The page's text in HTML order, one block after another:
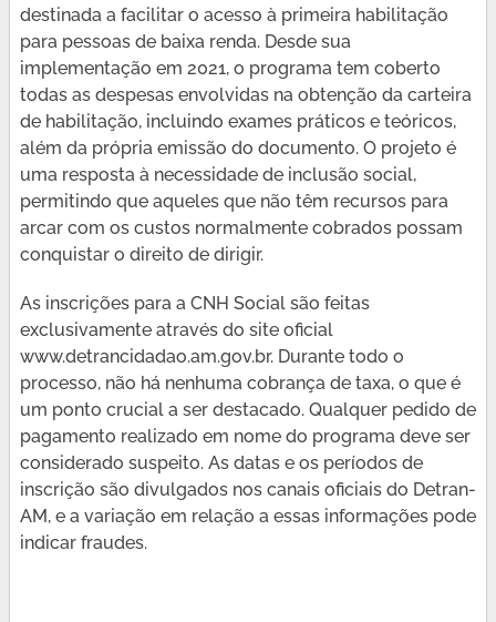
destinada a facilitar o acesso à primeira habilitação
para pessoas de baixa renda. Desde sua
implementação em 2021, o programa tem coberto
todas as despesas envolvidas na obtenção da carteira
de habilitação, incluindo exames práticos e teóricos,
além da própria emissão do documento. O projeto é
uma resposta à necessidade de inclusão social,
permitindo que aqueles que não têm recursos para
arcar com os custos normalmente cobrados possam
conquistar o direito de dirigir.
As inscrições para a CNH Social são feitas
exclusivamente através do site oficial
www.detrancidadao.am.gov.br. Durante todo o
processo, não há nenhuma cobrança de taxa, o que é
um ponto crucial a ser destacado. Qualquer pedido de
pagamento realizado em nome do programa deve ser
considerado suspeito. As datas e os períodos de
inscrição são divulgados nos canais oficiais do Detran-
AM, e a variação em relação a essas informações pode
indicar fraudes.